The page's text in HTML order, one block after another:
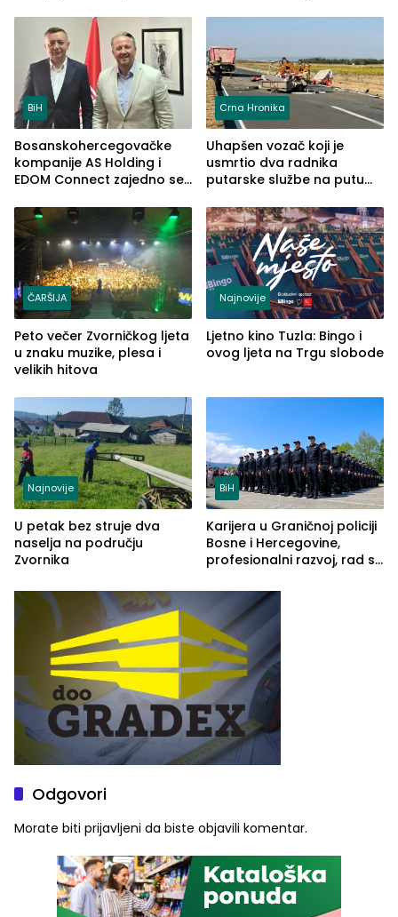
(FOTO)
BiH
Bosanskohercegovačke
kompanije AS Holding i
EDOM Connect zajedno se
Crna Hronika
Uhapšen vozač koji je
usmrtio dva radnika
putarske službe na putu
(FOTO)
ČARŠIJA
Peto večer Zvorničkog ljeta
u znaku muzike, plesa i
velikih hitova
Najnovije
Ljetno kino Tuzla: Bingo i
ovog ljeta na Trgu slobode
Najnovije
U petak bez struje dva
naselja na području
Zvornika
BiH
Karijera u Graničnoj policiji
Bosne i Hercegovine,
profesionalni razvoj, rad sa
služba građanima
Odgovori
Morate biti prijavljeni da biste objavili komentar.